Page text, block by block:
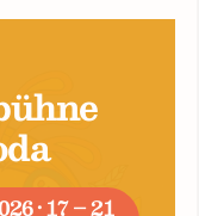
· 17 – 21